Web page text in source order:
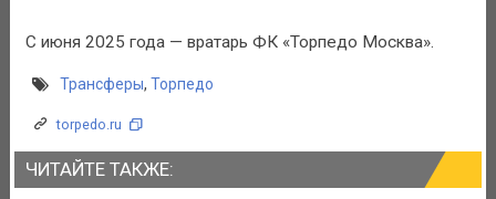
С июня 2025 года — вратарь ФК «Торпедо Москва».
Трансферы, Торпедо
torpedo.ru
ЧИТАЙТЕ ТАКЖЕ: